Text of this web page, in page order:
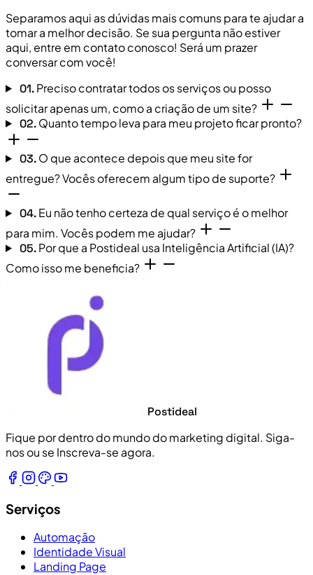
Separamos aqui as dúvidas mais comuns para te ajudar a
tomar a melhor decisão. Se sua pergunta não estiver
aqui, entre em contato conosco! Será um prazer
conversar com você!
01.Preciso contratar todos os serviços ou posso
solicitar apenas um, como a criação de um site?
02.Quanto tempo leva para meu projeto ficar pronto?
03.O que acontece depois que meu site for
entregue? Vocês oferecem algum tipo de suporte?
04.Eu não tenho certeza de qual serviço é o melhor
para mim. Vocês podem me ajudar?
05.Por que a Postideal usa Inteligência Artificial (IA)?
Como isso me beneficia?
Postideal
Fique por dentro do mundo do marketing digital. Siga-
nos ou se Inscreva-se agora.
Serviços
Automação
Identidade Visual
Landing Page